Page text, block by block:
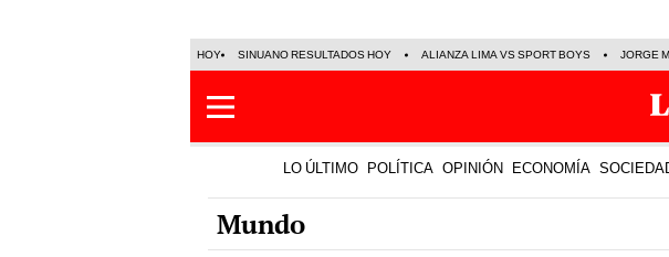
HOY SINUANO RESULTADOS HOY ALIANZA LIMA VS SPORT BOYS JORGE
LO ÚLTIMO POLÍTICA OPINIÓN ECONOMÍA
Mundo